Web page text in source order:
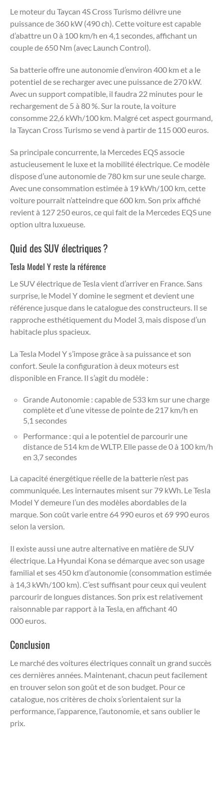
Le moteur du Taycan 4S Cross Turismo délivre une
puissance de 360 kW (490 ch). Cette voiture est capable
d’abattre un 0 à 100 km/h en 4,1 secondes, affichant un
couple de 650 Nm (avec Launch Control).
Sa batterie offre une autonomie d’environ 400 km et a le
potentiel de se recharger avec une puissance de 270 kW.
Avec un support compatible, il faudra 22 minutes pour le
rechargement de 5 à 80 %. Sur la route, la voiture
consomme 22,6 kWh/100 km. Malgré cet aspect gourmand,
la Taycan Cross Turismo se vend à partir de 115 000 euros.
Sa principale concurrente, la Mercedes EQS associe
astucieusement le luxe et la mobilité électrique. Ce modèle
dispose d’une autonomie de 780 km sur une seule charge.
Avec une consommation estimée à 19 kWh/100 km, cette
voiture pourrait n’atteindre que 600 km. Son prix affiché
revient à 127 250 euros, ce qui fait de la Mercedes EQS une
option ultra luxueuse.
Quid des SUV électriques ?
Tesla Model Y reste la référence
Le SUV électrique de Tesla vient d’arriver en France. Sans
surprise, le Model Y domine le segment et devient une
référence jusque dans le catalogue des constructeurs. Il se
rapproche esthétiquement du Model 3, mais dispose d’un
habitacle plus spacieux.
La Tesla Model Y s’impose grâce à sa puissance et son
confort. Seule la configuration à deux moteurs est
disponible en France. Il s’agit du modèle :
Grande Autonomie : capable de 533 km sur une charge
complète et d’une vitesse de pointe de 217 km/h en
5,1 secondes
Performance : qui a le potentiel de parcourir une
distance de 514 km de WLTP. Elle passe de 0 à 100 km/h
en 3,7 secondes
La capacité énergétique réelle de la batterie n’est pas
communiquée. Les internautes misent sur 79 kWh. Le Tesla
Model Y demeure l’un des modèles abordables de la
marque. Son coût varie entre 64 990 euros et 69 990 euros
selon la version.
Il existe aussi une autre alternative en matière de SUV
électrique. La Hyundai Kona se démarque avec son usage
familial et ses 450 km d’autonomie (consommation estimée
à 14,3 kWh/100 km). C’est suffisant pour ceux qui veulent
parcourir de longues distances. Son prix est relativement
raisonnable par rapport à la Tesla, en affichant 40
000 euros.
Conclusion
Le marché des voitures électriques connaît un grand succès
ces dernières années. Maintenant, chacun peut facilement
en trouver selon son goût et de son budget. Pour ce
catalogue, nos critères de choix s’orientaient sur la
performance, l’apparence, l’autonomie, et sans oublier le
prix.